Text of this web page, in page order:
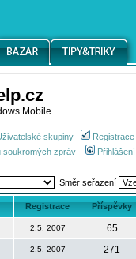
Mobile
skupiny
Registrace
soukromých zpráv Přihlášení
Směr seřazení
Registrace Příspěvky
2.5. 2007
65
2.5. 2007
271